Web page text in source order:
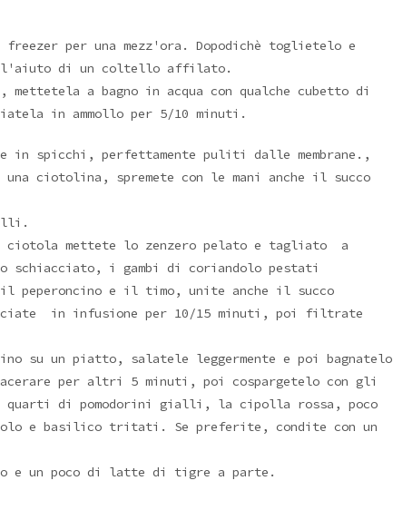
per una mezz'ora. Dopodichè toglietelo e
di un coltello affilato.
a bagno in acqua con qualche cubetto di
in ammollo per 5/10 minuti.
in spicchi, perfettamente puliti dalle membrane.,
ciotolina, spremete con le mani anche il succo
mettete lo zenzero pelato e tagliato a
i gambi di coriandolo pestati
peperoncino e il timo, unite anche il succo
in infusione per 10/15 minuti, poi filtrate
su un piatto, salatele leggermente e poi bagnatelo
per altri 5 minuti, poi cospargetelo con gli
di pomodorini gialli, la cipolla rossa, poco
e basilico tritati. Se preferite, condite con un
e un poco di latte di tigre a parte.